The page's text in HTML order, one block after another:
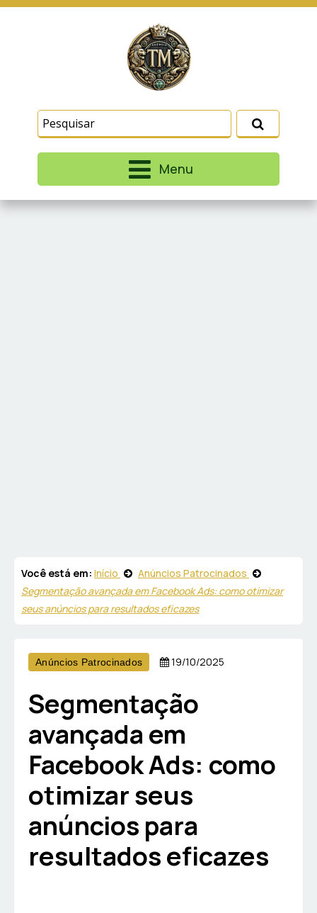
Menu
Você está em: Início
Anúncios Patrocinados
Segmentação avançada em Facebook Ads: como otimizar
seus anúncios para resultados eficazes
Anúncios Patrocinados 19/10/2025
Segmentação
avançada em
Facebook Ads: como
otimizar seus
anúncios para
resultados eficazes
similares para lembrar e entender como você usa
nosso site, analisar seu uso de nossos produtos
e serviços, ajudar com nossos esforços de
marketing e fornecer conteúdo de terceiros. Leia
Termos e CondiçõesePolítica de